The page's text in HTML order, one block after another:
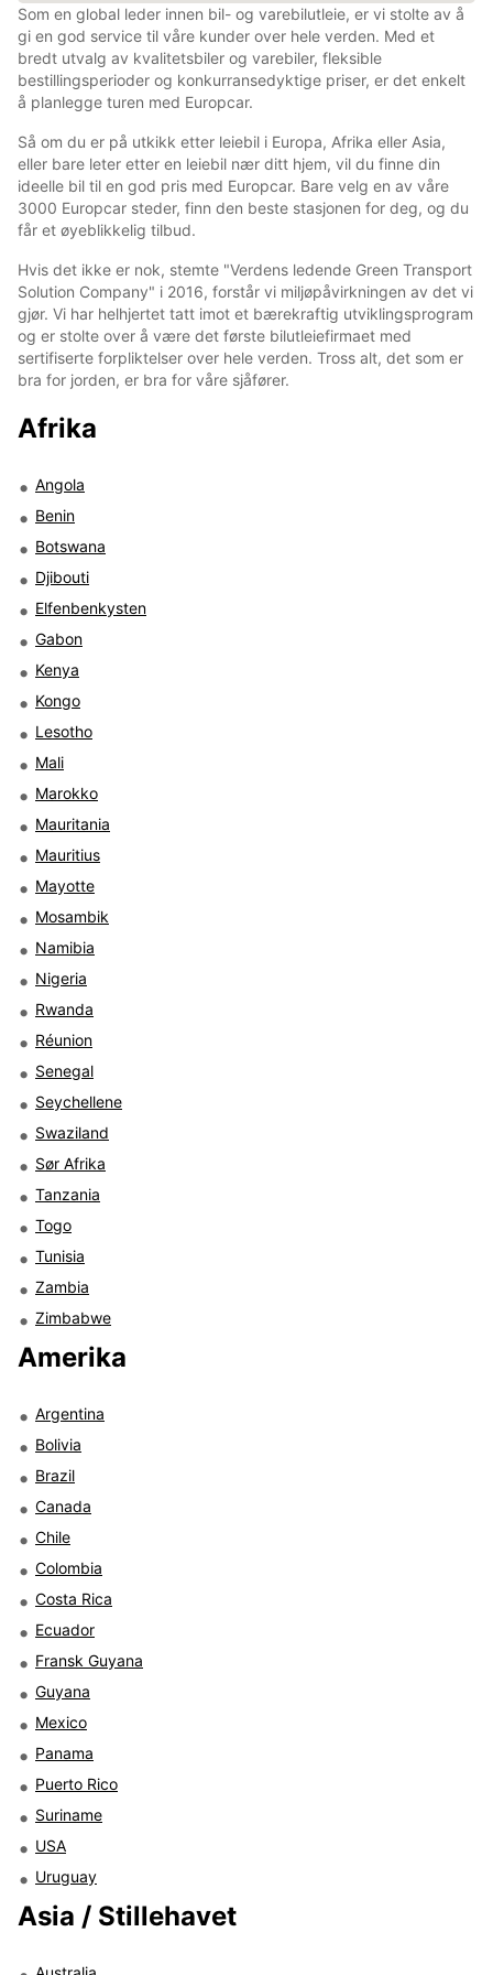
Som en global leder innen bil- og varebilutleie, er vi stolte av å
gi en god service til våre kunder over hele verden. Med et
bredt utvalg av kvalitetsbiler og varebiler, fleksible
bestillingsperioder og konkurransedyktige priser, er det enkelt
å planlegge turen med Europcar.
Så om du er på utkikk etter leiebil i Europa, Afrika eller Asia,
eller bare leter etter en leiebil nær ditt hjem, vil du finne din
ideelle bil til en god pris med Europcar. Bare velg en av våre
3000 Europcar steder, finn den beste stasjonen for deg, og du
får et øyeblikkelig tilbud.
Hvis det ikke er nok, stemte "Verdens ledende Green Transport
Solution Company" i 2016, forstår vi miljøpåvirkningen av det vi
gjør. Vi har helhjertet tatt imot et bærekraftig utviklingsprogram
og er stolte over å være det første bilutleiefirmaet med
sertifiserte forpliktelser over hele verden. Tross alt, det som er
bra for jorden, er bra for våre sjåfører.
Afrika
Angola
Benin
Botswana
Djibouti
Elfenbenkysten
Gabon
Kenya
Kongo
Lesotho
Mali
Marokko
Mauritania
Mauritius
Mayotte
Mosambik
Namibia
Nigeria
Rwanda
Réunion
Senegal
Seychellene
Swaziland
Sør Afrika
Tanzania
Togo
Tunisia
Zambia
Zimbabwe
Amerika
Argentina
Bolivia
Brazil
Canada
Chile
Colombia
Costa Rica
Ecuador
Fransk Guyana
Guyana
Mexico
Panama
Puerto Rico
Suriname
USA
Uruguay
Asia / Stillehavet